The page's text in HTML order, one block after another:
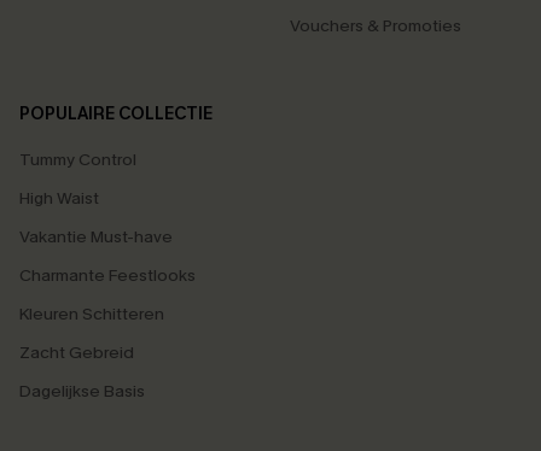
Vouchers & Promoties
POPULAIRE COLLECTIE
Tummy Control
High Waist
Vakantie Must-have
Charmante Feestlooks
Kleuren Schitteren
Zacht Gebreid
Dagelijkse Basis